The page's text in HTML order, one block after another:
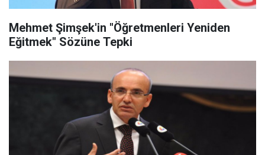
Mehmet Şimşek'in "Öğretmenleri Yeniden
Eğitmek" Sözüne Tepki